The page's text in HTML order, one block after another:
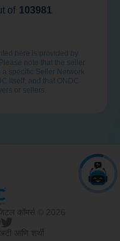
Ahmedabad
of 103981
here is provided by
note that the seller
specific Seller Network
itself, and that ONDC
or sellers.
कॉमर्स © 2026
अटी आणि शर्थी